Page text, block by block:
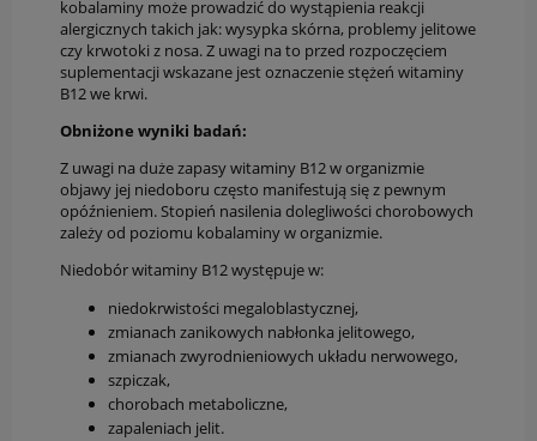
kobalaminy może prowadzić do wystąpienia reakcji
alergicznych takich jak: wysypka skórna, problemy jelitowe
czy krwotoki z nosa. Z uwagi na to przed rozpoczęciem
suplementacji wskazane jest oznaczenie stężeń witaminy
B12 we krwi.
Obniżone wyniki badań:
Z uwagi na duże zapasy witaminy B12 w organizmie
objawy jej niedoboru często manifestują się z pewnym
opóźnieniem. Stopień nasilenia dolegliwości chorobowych
zależy od poziomu kobalaminy w organizmie.
Niedobór witaminy B12 występuje w:
niedokrwistości megaloblastycznej,
zmianach zanikowych nabłonka jelitowego,
zmianach zwyrodnieniowych układu nerwowego,
szpiczak,
chorobach metaboliczne,
zapaleniach jelit.